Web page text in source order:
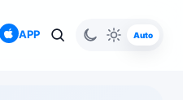
APP Auto